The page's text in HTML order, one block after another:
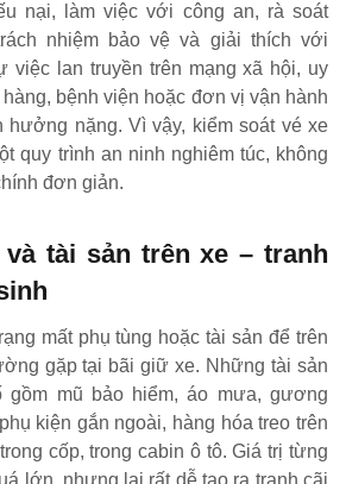
nại, làm việc với công an, rà soát
nhiệm bảo vệ và giải thích với
việc lan truyền trên mạng xã hội, uy
bệnh viện hoặc đơn vị vận hành
hưởng nặng. Vì vậy, kiểm soát vé xe
quy trình an ninh nghiêm túc, không
đơn giản.
tài sản trên xe – tranh
mất phụ tùng hoặc tài sản để trên
gặp tại bãi giữ xe. Những tài sản
gồm mũ bảo hiểm, áo mưa, gương
kiện gắn ngoài, hàng hóa treo trên
cốp, trong cabin ô tô. Giá trị từng